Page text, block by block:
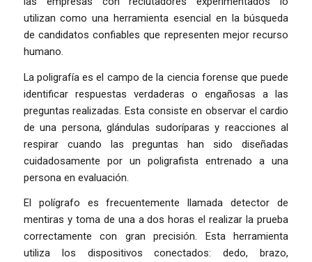
utilizan como una herramienta esencial en la búsqueda
de candidatos confiables que representen mejor recurso
humano.
La poligrafía es el campo de la ciencia forense que puede
identificar respuestas verdaderas o engañosas a las
preguntas realizadas. Esta consiste en observar el cardio
de una persona, glándulas sudoríparas y reacciones al
respirar cuando las preguntas han sido diseñadas
cuidadosamente por un poligrafista entrenado a una
persona en evaluación.
El polígrafo es frecuentemente llamada detector de
mentiras y toma de una a dos horas el realizar la prueba
correctamente con gran precisión. Esta herramienta
utiliza los dispositivos conectados: dedo, brazo,